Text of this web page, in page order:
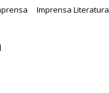
Imprensa Literatura